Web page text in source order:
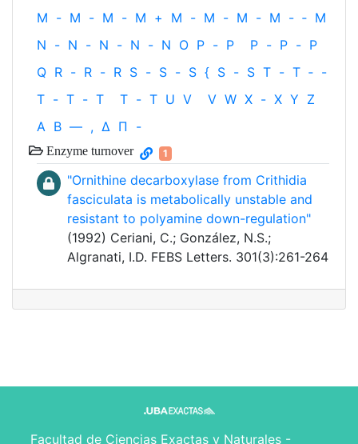
M - M - M - M + M - M - M - M - ‐ M
N - N - N - N - N O P - P P - P - P
Q R - R - R S - S - S { S - S T - T ‐ -
T - T - T T - T U V V W X - X Y Z
Α Β — , Δ Π -
Enzyme turnover 1
"Ornithine decarboxylase from Crithidia
fasciculata is metabolically unstable and
resistant to polyamine down-regulation"
(1992) Ceriani, C.; González, N.S.;
Algranati, I.D. FEBS Letters. 301(3):261-264
Facultad de Ciencias Exactas y Naturales -